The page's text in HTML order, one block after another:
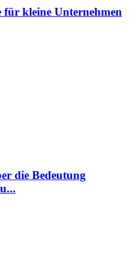
für kleine Unternehmen
die Bedeutung